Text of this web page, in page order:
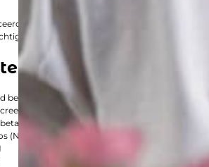
Android-betaalterminal met
hardware werkt de P3KH soepel in
kenmerken
betaalterminal met ingebouwde bonprinter
voor snelle en intuïtieve bediening
(NFC)